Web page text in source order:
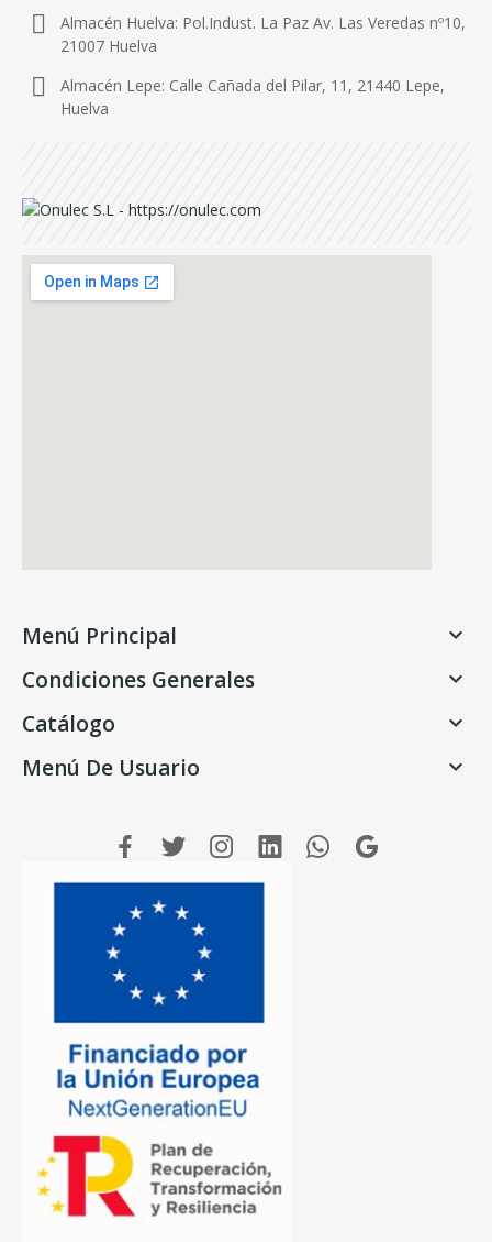
Almacén Huelva: Pol.Indust. La Paz Av. Las Veredas nº10,
21007 Huelva
Almacén Lepe: Calle Cañada del Pilar, 11, 21440 Lepe,
Huelva
Menú Principal 
Condiciones Generales 
Catálogo 
Menú De Usuario 